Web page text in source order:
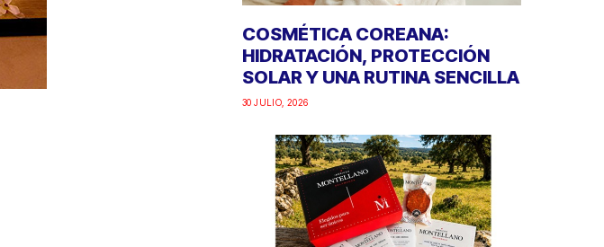
COSMÉTICA COREANA:
HIDRATACIÓN, PROTECCIÓN
SOLAR Y UNA RUTINA SENCILLA
30 JULIO, 2026